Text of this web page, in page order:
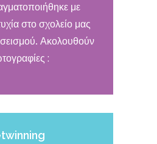
με
στο σχολείο μας
Ακολουθούν
: